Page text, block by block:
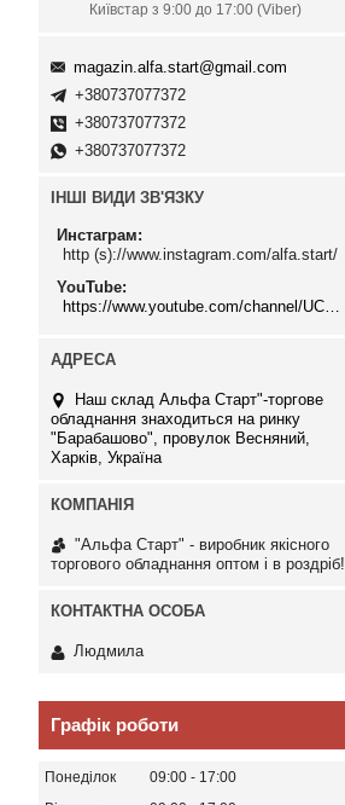
Київстар з 9:00 до 17:00 (Viber)
magazin.alfa.start@gmail.com
+380737077372
+380737077372
+380737077372
ІНШІ ВИДИ ЗВ'ЯЗКУ
Инстаграм
http (s)://www.instagram.com/alfa.start/
YouTube
Наш склад Альфа Старт"-торгове
обладнання знаходиться на ринку
"Барабашово", провулок Весняний,
Харків, Україна
"Альфа Старт" - виробник якісного
торгового обладнання оптом і в роздріб!
Людмила
Графік роботи
Понеділок 09:00
17:00